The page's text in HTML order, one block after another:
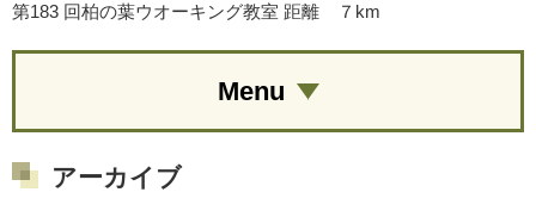
第183 回柏の葉ウオーキング教室 距離 ７km
Menu
アーカイブ